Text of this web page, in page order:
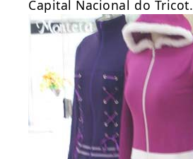
Capital Nacional do Tricot.